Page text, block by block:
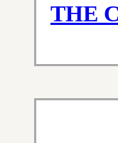
THE